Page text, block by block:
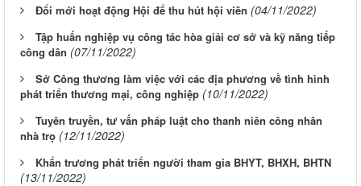
Đổi mới hoạt động Hội để thu hút hội viên (04/11/2022)
Tập huấn nghiệp vụ công tác hòa giải cơ sở và kỹ năng tiếp
công dân (07/11/2022)
Sở Công thương làm việc với các địa phương về tình hình
phát triển thương mại, công nghiệp (10/11/2022)
Tuyên truyền, tư vấn pháp luật cho thanh niên công nhân
nhà trọ (12/11/2022)
Khẩn trương phát triển người tham gia BHYT, BHXH, BHTN
(13/11/2022)